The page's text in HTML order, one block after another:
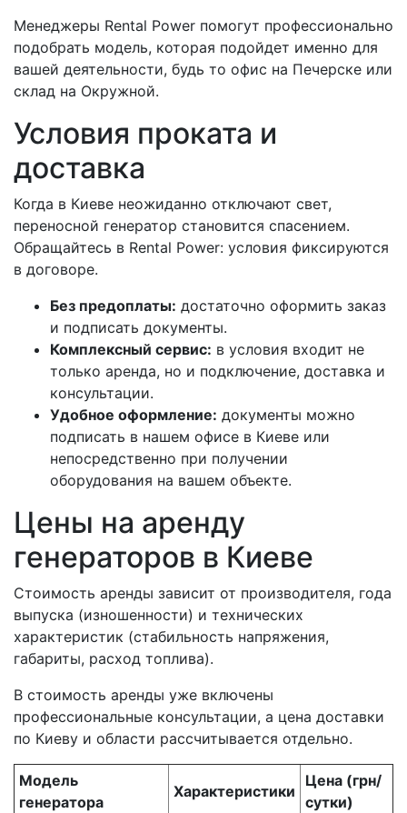
Менеджеры Rental Power помогут профессионально
подобрать модель, которая подойдет именно для
вашей деятельности, будь то офис на Печерске или
склад на Окружной.
Условия проката и
доставка
Когда в Киеве неожиданно отключают свет,
переносной генератор становится спасением.
Обращайтесь в Rental Power: условия фиксируются
в договоре.
Без предоплаты: достаточно оформить заказ
и подписать документы.
Комплексный сервис: в условия входит не
только аренда, но и подключение, доставка и
консультации.
Удобное оформление: документы можно
подписать в нашем офисе в Киеве или
непосредственно при получении
оборудования на вашем объекте.
Цены на аренду
генераторов в Киеве
Стоимость аренды зависит от производителя, года
выпуска (изношенности) и технических
характеристик (стабильность напряжения,
габариты, расход топлива).
В стоимость аренды уже включены
профессиональные консультации, а цена доставки
по Киеву и области рассчитывается отдельно.
Модель
генератора
Характеристики
Цена (грн/
сутки)